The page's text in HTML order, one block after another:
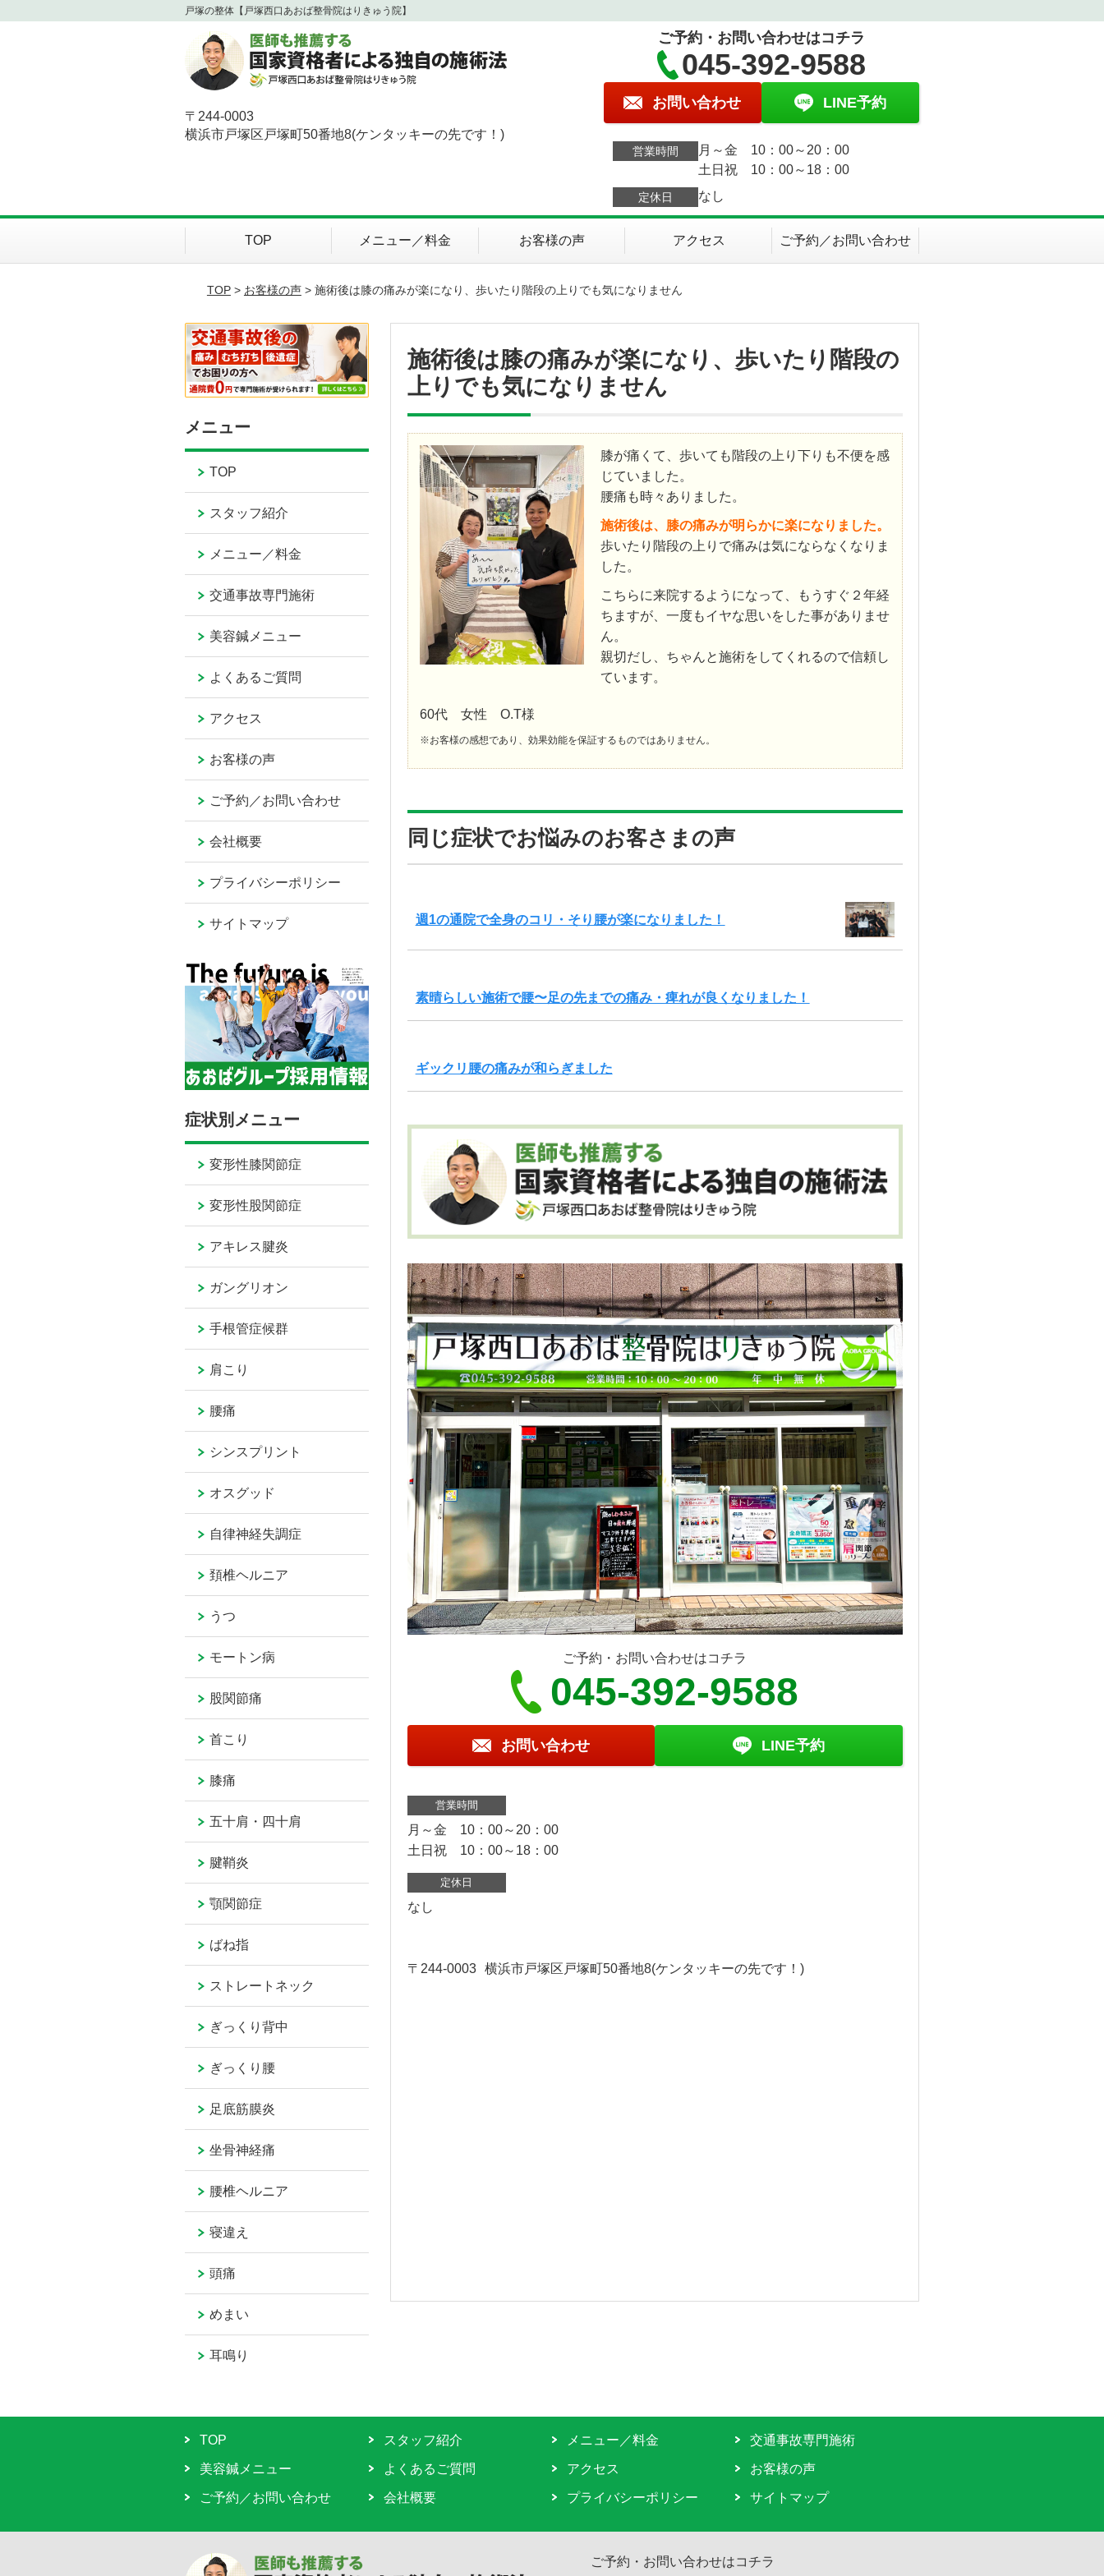
戸塚の整体【戸塚西口あおば整骨院はりきゅう院】
〒244-0003
横浜市戸塚区戸塚町50番地8(ケンタッキーの先です！)
ご予約・お問い合わせはコチラ
045-392-9588
お問い合わせ LINE予約
営業時間
月～金 10：00～20：00
土日祝 10：00～18：00
定休日 なし
TOP メニュー／料金 お客様の声 アクセス ご予約／お問い合わせ
TOP> お客様の声> 施術後は膝の痛みが楽になり、歩いたり階段の上りでも気になりません
施術後は膝の痛みが楽になり、歩いたり階段の
上りでも気になりません
膝が痛くて、歩いても階段の上り下りも不便を感
じていました。
腰痛も時々ありました。
施術後は、膝の痛みが明らかに楽になりました。
歩いたり階段の上りで痛みは気にならなくなりま
した。
こちらに来院するようになって、もうすぐ２年経
ちますが、一度もイヤな思いをした事がありませ
ん。
親切だし、ちゃんと施術をしてくれるので信頼し
ています。
60代 女性 O.T様
※お客様の感想であり、効果効能を保証するものではありません。
同じ症状でお悩みのお客さまの声
週1の通院で全身のコリ・そり腰が楽になりました！
素晴らしい施術で腰〜足の先までの痛み・痺れが良くなりました！
ギックリ腰の痛みが和らぎました
ご予約・お問い合わせはコチラ
045-392-9588
お問い合わせ LINE予約
営業時間
月～金 10：00～20：00
土日祝 10：00～18：00
定休日
なし
〒244-0003 横浜市戸塚区戸塚町50番地8(ケンタッキーの先です！)
メニュー
TOP
スタッフ紹介
メニュー／料金
交通事故専門施術
美容鍼メニュー
よくあるご質問
アクセス
お客様の声
ご予約／お問い合わせ
会社概要
プライバシーポリシー
サイトマップ
症状別メニュー
変形性膝関節症
変形性股関節症
アキレス腱炎
ガングリオン
手根管症候群
肩こり
腰痛
シンスプリント
オスグッド
自律神経失調症
頚椎ヘルニア
うつ
モートン病
股関節痛
首こり
膝痛
五十肩・四十肩
腱鞘炎
顎関節症
ばね指
ストレートネック
ぎっくり背中
ぎっくり腰
足底筋膜炎
坐骨神経痛
腰椎ヘルニア
寝違え
頭痛
めまい
耳鳴り
TOP スタッフ紹介 メニュー／料金 交通事故専門施術
美容鍼メニュー よくあるご質問 アクセス お客様の声
ご予約／お問い合わせ 会社概要 プライバシーポリシー サイトマップ
ご予約・お問い合わせはコチラ